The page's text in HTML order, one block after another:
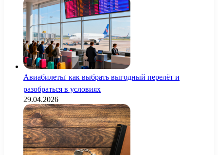
Авиабилеты: как выбрать выгодный перелёт и
разобраться в условиях
29.04.2026